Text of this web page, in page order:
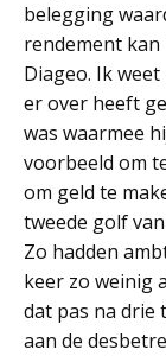
belegging
rendement
Diageo. Ik
er over heeft
was waarmee
voorbeeld om
om geld te
tweede golf
Zo hadden
keer zo weinig
dat pas na drie
aan de